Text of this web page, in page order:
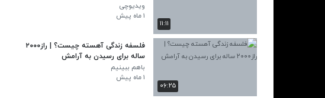
۱۱:۱۱
ویدیوچی
۱ ماه پیش
۰۶:۲۵
فلسفه زندگی آهسته چیست؟ | راز۲۰۰۰
ساله برای رسیدن به آرامش
باهم ببینیم
۱ ماه پیش